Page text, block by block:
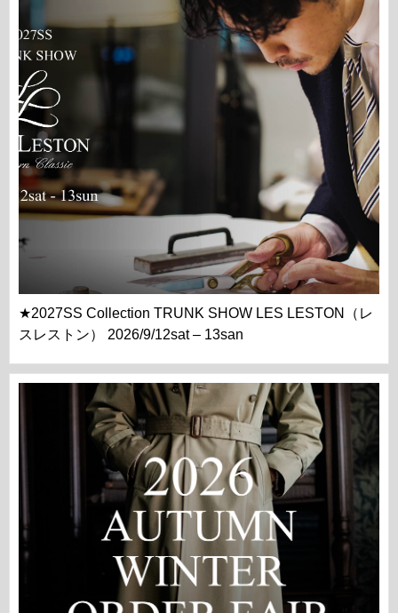
★2027SS Collection TRUNK SHOW LES LESTON（レ
スレストン） 2026/9/12sat – 13san